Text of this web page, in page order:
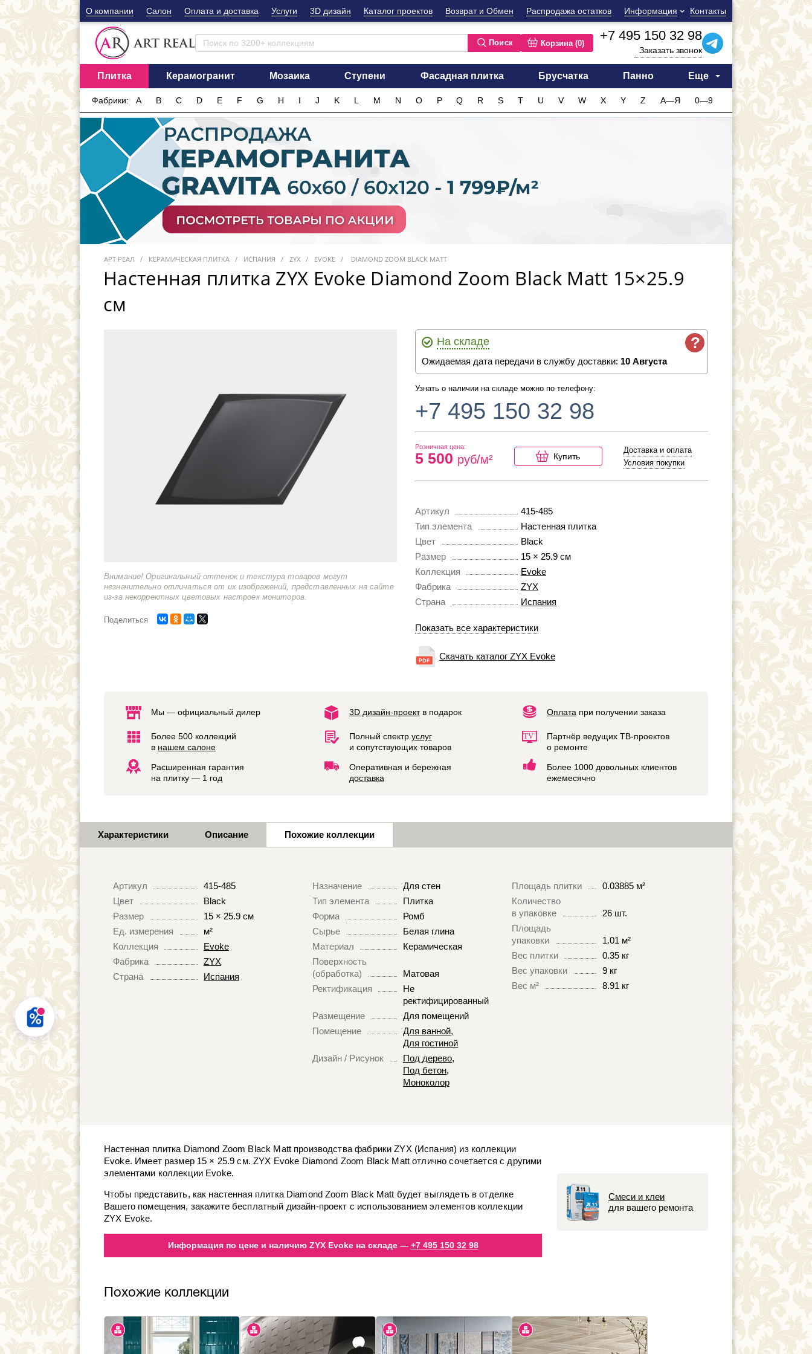
О компании Cалон Оплата и доставка Услуги 3D дизайн Каталог проектов Возврат и Обмен Распродажа остатков Информация Контакты
Поиск Корзина (0)
+7 495 150 32 98
Заказать звонок
Плитка Керамогранит Мозаика Ступени Фасадная плитка Брусчатка Панно Еще
Фабрики: A B C D E F G H I J K L M N O P Q R S T U V W X Y Z А—Я 0—9
АРТ РЕАЛ КЕРАМИЧЕСКАЯ ПЛИТКА ИСПАНИЯ ZYX EVOKE DIAMOND ZOOM BLACK MATT
Настенная плитка ZYX Evoke Diamond Zoom Black Matt 15×25.9
см
Внимание! Оригинальный оттенок и текстура товаров могут
незначительно отличаться от их изображений, представленных на сайте
из-за некорректных цветовых настроек мониторов.
Поделиться
?
На складе
Ожидаемая дата передачи в службу доставки: 10 Августа
Узнать о наличии на складе можно по телефону:
+7 495 150 32 98
Розничная цена:
5 500 руб/м² Купить
Доставка и оплата
Условия покупки
Артикул
415-485
Тип элемента
Настенная плитка
Цвет
Black
Размер
15 × 25.9 см
Коллекция
Evoke
Фабрика
ZYX
Страна
Испания
Показать все характеристики
Скачать каталог ZYX Evoke
Мы — официальный дилер 3D дизайн-проектв подарок Оплата при получении заказа
Более 500 коллекций
в нашем салоне
Полный спектр услуг
и сопутствующих товаров
Партнёр ведущих ТВ-проектов
о ремонте
Расширенная гарантия
на плитку — 1 год
Оперативная и бережная
доставка
Более 1000 довольных клиентов
ежемесячно
Характеристики Описание Похожие коллекции
Артикул
415-485
Цвет
Black
Размер
15 × 25.9 см
Ед. измерения
м²
Коллекция
Evoke
Фабрика
ZYX
Страна
Испания
Назначение
Для стен
Тип элемента
Плитка
Форма
Ромб
Сырье
Белая глина
Материал
Керамическая
Поверхность
(обработка)
Матовая
Ректификация
Не
ректифицированный
Размещение
Для помещений
Помещение
Для ванной,
Для гостиной
Дизайн / Рисунок
Под дерево,
Под бетон,
Моноколор
Площадь плитки
0.03885 м²
Количество
в упаковке
26 шт.
Площадь
упаковки
1.01 м²
Вес плитки
0.35 кг
Вес упаковки
9 кг
Вес м²
8.91 кг
Смеси и клеи
для вашего ремонта
Настенная плитка Diamond Zoom Black Matt производства фабрики ZYX (Испания) из коллекции
Evoke. Имеет размер 15 × 25.9 см. ZYX Evoke Diamond Zoom Black Matt отлично сочетается с другими
элементами коллекции Evoke.
Чтобы представить, как настенная плитка Diamond Zoom Black Matt будет выглядеть в отделке
Вашего помещения, закажите бесплатный дизайн-проект с использованием элементов коллекции
ZYX Evoke.
Информация по цене и наличию ZYX Evoke на складе — +7 495 150 32 98
Похожие коллекции